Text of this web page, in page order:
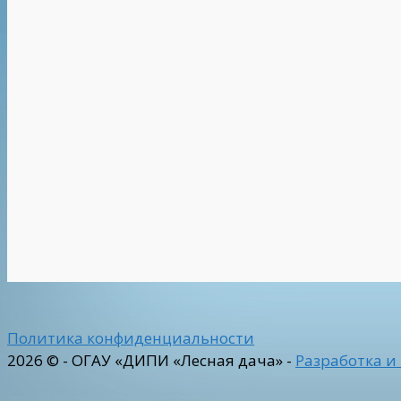
Политика конфиденциальности
2026 © - ОГАУ «ДИПИ «Лесная дача» - Разработка